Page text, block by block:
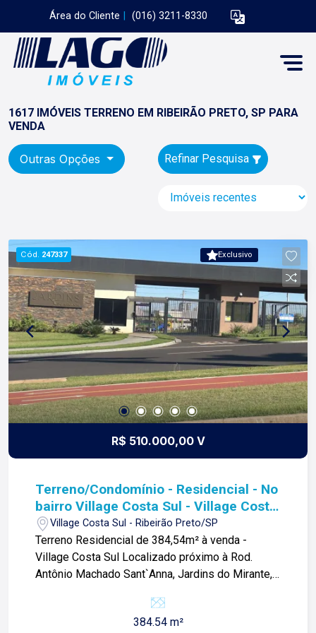
Área do Cliente (016) 3211-8330
1617 IMÓVEIS TERRENO EM RIBEIRÃO PRETO, SP PARA
VENDA
Outras Opções Refinar Pesquisa
Exclusivo
Cód. 247337
R$ 510.000,00 V
Terreno/Condomínio - Residencial - No
bairro Village Costa Sul - Village Costa
Sul - Jardins do Mirante
Village Costa Sul - Ribeirão Preto/SP
Terreno Residencial de 384,54m² à venda -
Village Costa Sul Localizado próximo à Rod.
Antônio Machado Sant`Anna, Jardins do Mirante,
Topografia plana; -Ideal para investidores; -
384.54 m²